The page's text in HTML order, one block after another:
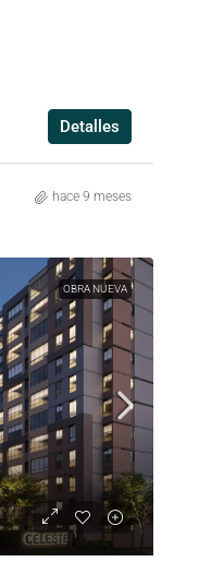
Detalles
hace 9 meses
OBRA NUEVA